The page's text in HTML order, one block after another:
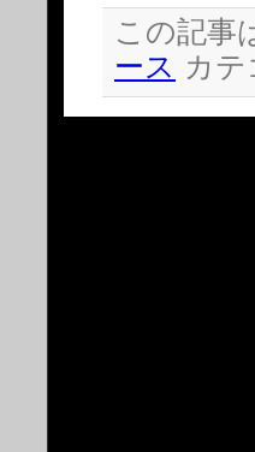
す)
この記事
ース カ